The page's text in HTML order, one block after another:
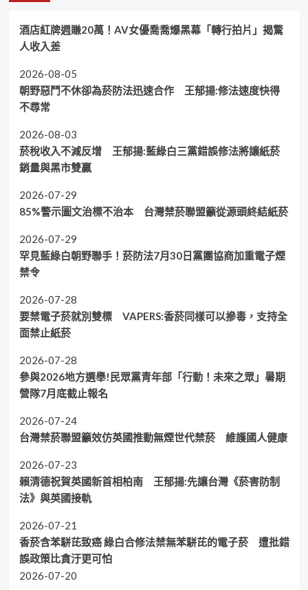
酒店紅牌週賺20萬！AV女優喬喬爆黑幕「轉行拍片」揭驚
人收入差
2026-08-05
朝野惡鬥不休卻為菸防法迅速合作 王郁揚:修法速度快得
不尋常
2026-08-03
菸稅收入不減反增 王郁揚:藍綠白三黨錯誤修法將讓紙菸
銷量與黑市雙贏
2026-07-29
85%警示圖文治標不治本 台灣禁菸聯盟籲從源頭終結紙菸
2026-07-29
罕見藍綠白朝野聯手！菸防法7月30日黨團協商加重電子煙
禁令
2026-07-28
要禁電子菸就別雙標 VAPERS:香菸同樣可以摻毒，支持全
面禁止紙菸
2026-07-28
參與2026地方選舉!民眾黨青年部「行動！未來之眾」暑期
營隊7月底截止報名
2026-07-24
台灣禁菸聯盟籲效仿英國推動無煙世代禁菸 維護國人健康
2026-07-23
賴清德祝賀英國新首相柏南 王郁揚:先讓台灣《菸害防制
法》與英國接軌
2026-07-21
香菸含苯駢芘致癌 綠白合修法禁無苯駢芘的電子菸 遭批錯
誤政策比貪汙更可怕
2026-07-20